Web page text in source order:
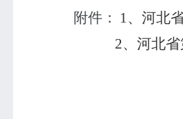
附件：
1、河北
2、河北